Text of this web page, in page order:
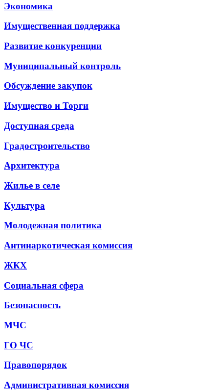
Экономика
Имущественная поддержка
Развитие конкуренции
Муниципальный контроль
Обсуждение закупок
Имущество и Торги
Доступная среда
Градостроительство
Архитектура
Жилье в селе
Культура
Молодежная политика
Антинаркотическая комиссия
ЖКХ
Социальная сфера
Безопасность
МЧС
ГО ЧС
Правопорядок
Административная комиссия